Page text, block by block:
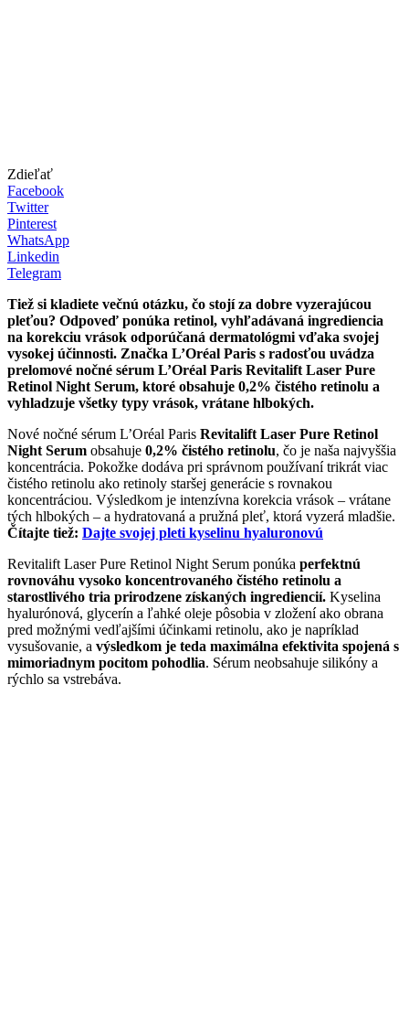
Zdieľať
Facebook
Twitter
Pinterest
WhatsApp
Linkedin
Telegram
Tiež si kladiete večnú otázku, čo stojí za dobre vyzerajúcou
pleťou? Odpoveď ponúka retinol, vyhľadávaná ingrediencia
na korekciu vrások odporúčaná dermatológmi vďaka svojej
vysokej účinnosti. Značka L’Oréal Paris s radosťou uvádza
prelomové nočné sérum L’Oréal Paris Revitalift Laser Pure
Retinol Night Serum, ktoré obsahuje 0,2% čistého retinolu a
vyhladzuje všetky typy vrások, vrátane hlbokých.
Nové nočné sérum L’Oréal Paris Revitalift Laser Pure Retinol
Night Serum obsahuje 0,2% čistého retinolu, čo je naša najvyššia
koncentrácia. Pokožke dodáva pri správnom používaní trikrát viac
čistého retinolu ako retinoly staršej generácie s rovnakou
koncentráciou. Výsledkom je intenzívna korekcia vrások – vrátane
tých hlbokých – a hydratovaná a pružná pleť, ktorá vyzerá mladšie.
Čítajte tiež: Dajte svojej pleti kyselinu hyaluronovú
Revitalift Laser Pure Retinol Night Serum ponúka perfektnú
rovnováhu vysoko koncentrovaného čistého retinolu a
starostlivého tria prirodzene získaných ingrediencií. Kyselina
hyalurónová, glycerín a ľahké oleje pôsobia v zložení ako obrana
pred možnými vedľajšími účinkami retinolu, ako je napríklad
vysušovanie, a výsledkom je teda maximálna efektivita spojená s
mimoriadnym pocitom pohodlia. Sérum neobsahuje silikóny a
rýchlo sa vstrebáva.